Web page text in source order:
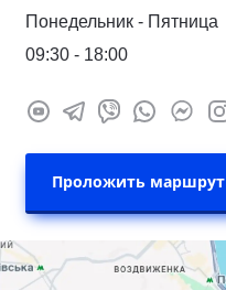
Понедельник - Пятница
09:30 - 18:00
Проложить маршрут